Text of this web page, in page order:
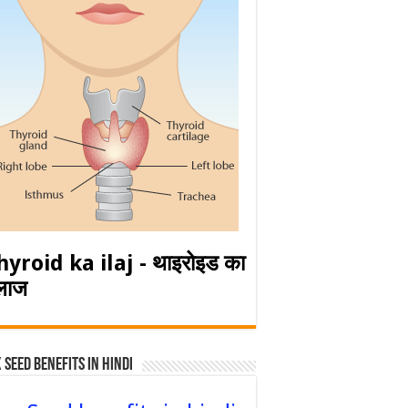
ka ilaj - थाइरोइड का
Seed Benefits in hindi